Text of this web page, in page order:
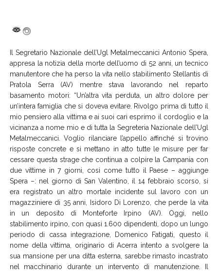
Il Segretario Nazionale dell’Ugl Metalmeccanici Antonio Spera,
appresa la notizia della morte dell’uomo di 52 anni, un tecnico
manutentore che ha perso la vita nello stabilimento Stellantis di
Pratola Serra (AV) mentre stava lavorando nel reparto
basamento motori: “Un’altra vita perduta, un altro dolore per
un’intera famiglia che si doveva evitare. Rivolgo prima di tutto il
mio pensiero alla vittima e ai suoi cari esprimo il cordoglio e la
vicinanza a nome mio e di tutta la Segreteria Nazionale dell’Ugl
Metalmeccanici. Voglio rilanciare l’appello affinché si trovino
risposte concrete e si mettano in atto tutte le misure per far
cessare questa strage che continua a colpire la Campania con
due vittime in 7 giorni, così come tutto il Paese – aggiunge
Spera –: nel giorno di San Valentino, il 14 febbraio scorso, si
era registrato un altro mortale incidente sul lavoro con un
magazziniere di 35 anni, Isidoro Di Lorenzo, che perde la vita
in un deposito di Monteforte Irpino (AV). Oggi, nello
stabilimento irpino, con quasi 1.600 dipendenti, dopo un lungo
periodo di cassa integrazione, Domenico Fatigati, questo il
nome della vittima, originario di Acerra intento a svolgere la
sua mansione per una ditta esterna, sarebbe rimasto incastrato
nel macchinario durante un intervento di manutenzione. Il